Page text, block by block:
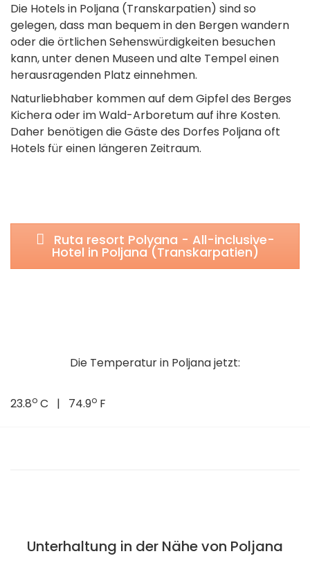
Die Hotels in Poljana (Transkarpatien) sind so
gelegen, dass man bequem in den Bergen wandern
oder die örtlichen Sehenswürdigkeiten besuchen
kann, unter denen Museen und alte Tempel einen
herausragenden Platz einnehmen.
Naturliebhaber kommen auf dem Gipfel des Berges
Kichera oder im Wald-Arboretum auf ihre Kosten.
Daher benötigen die Gäste des Dorfes Poljana oft
Hotels für einen längeren Zeitraum.
Ruta resort Polyana - All-inclusive-
Hotel in Poljana (Transkarpatien)
Die Temperatur in Poljana jetzt:
23.8o C | 74.9o F
Unterhaltung in der Nähe von Poljana